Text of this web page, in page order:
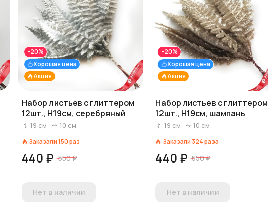
Акция
Хорошая цена
-20%
Набор листьев с глиттером
12шт., H19см, серебряный
19 см 10 см
Заказали150раз
440 ₽ 550 ₽
Нет в наличии
Акция
Хорошая цена
-20%
Набор листьев с глиттером
12шт., H19см, шампань
19 см 10 см
Заказали 324раза
440 ₽ 550 ₽
Нет в наличии